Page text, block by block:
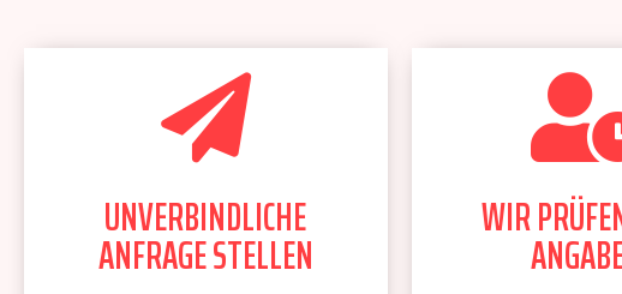
UNVERBINDLICHE
ANFRAGE STELLEN
WIR